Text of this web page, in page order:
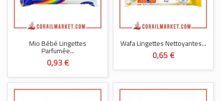
Mio Bébé Lingettes
Parfumée...
0,93 €
Wafa Lingettes Nettoyantes...
0,65 €